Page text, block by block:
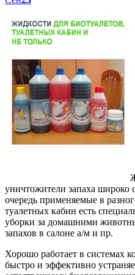
уничтожители запаха широко
очередь применяемые в
туалетных кабин есть
уборки за домашними
запахов в салоне а/м и пр.
Хорошо работает в системах
быстро и эффективно